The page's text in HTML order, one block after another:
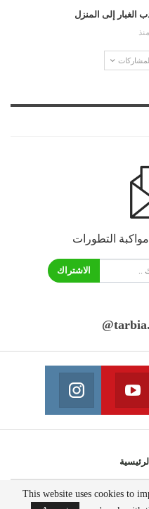
التطورات
الاشتراك
الينا
يوتيوب
انضم الينا
This website uses cookies to